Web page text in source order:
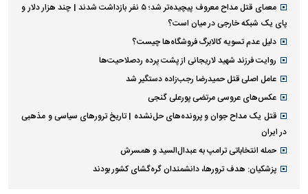
معمای قتل مداح معروف پیچیده‌تر شد؛ ۵ نفر بازداشت شدند | چند هزار دلار و
پای یک شبکه خارجی در میان است؟
دلیل عدم تسویه کالابرگ فروشگاه‌ها چیست؟
روایت فرزند شهید لاریجانی از پشت پرده ردصلاحیت‌ها
عامل اصلی قتل حمیدرضا رجب‌زاده دستگیر شد
عکس‌های عروسی مرتضی پورعلی گنجی
قتل یک مداح جوان و پرونده‌های حل‌نشده | تاریخ ترورهای سیاسی و مذهبی
در ایران
حمله انتخاباتی ترامپ به عبدال‌السید و همسرش
پزشکیان: هدف ترورها، دانشمندان گره‌گشای کشور بودند